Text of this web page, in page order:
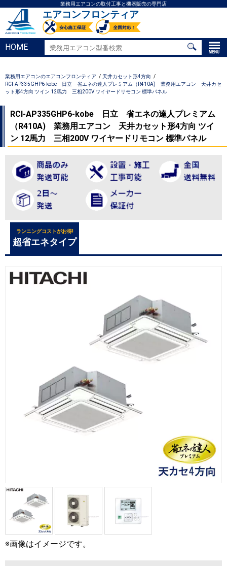
業務用エアコンの取付工事と機器販売の専門店
エアコンフロンティア
HOME
業務用エアコンのエアコンフロンティア
天井カセット形4方向
RCI-AP335GHP6-kobe 日立 省エネの達人プレミアム（R410A) 業務用エアコン 天井カセ
ット形4方向 ツイン 12馬力 三相200V ワイヤードリモコン 標準パネル
RCI-AP335GHP6-kobe 日立 省エネの達人プレミアム
（R410A) 業務用エアコン 天井カセット形4方向 ツイ
ン 12馬力 三相200V ワイヤードリモコン 標準パネル
ランニングコストがお得!
超省エネタイプ
※画像はイメージです。